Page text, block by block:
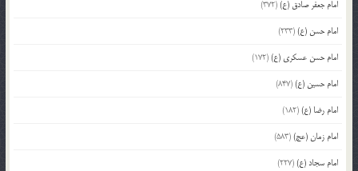
امام جعفر صادق (ع)(372)
امام حسن (ع)(233)
امام حسن عسکری (ع)(172)
امام حسین (ع)(847)
امام رضا (ع)(182)
امام زمان (عج)(583)
امام سجاد (ع)(227)